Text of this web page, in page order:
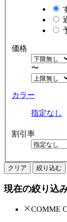
価格
〜
カラー
指定なし
割引率
クリア 絞り込む
現在の絞り込
COMME